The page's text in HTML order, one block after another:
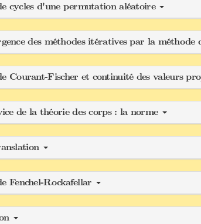
cycles d'une permutation aléatoire
des méthodes itératives par la méthode
Courant-Fischer et continuité des valeurs
de la théorie des corps : la norme
Fenchel-Rockafellar